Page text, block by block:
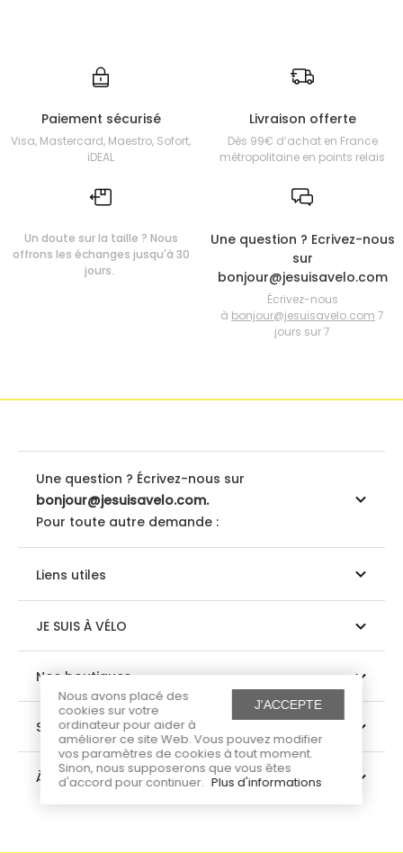
J'ACCEPTE
Nous avons placé des
cookies sur votre
ordinateur pour aider à
améliorer ce site Web. Vous pouvez modifier
vos paramètres de cookies à tout moment.
Sinon, nous supposerons que vous êtes
d'accord pour continuer. Plus d'informations
Paiement sécurisé
Visa, Mastercard, Maestro, Sofort,
iDEAL
Livraison offerte
Dès 99€ d’achat en France
métropolitaine en points relais
Un doute sur la taille ? Nous
offrons les échanges jusqu'à 30
jours.
Une question ? Ecrivez-nous
sur
bonjour@jesuisavelo.com
Écrivez-nous
à bonjour@jesuisavelo.com 7
jours sur 7
Une question ? Écrivez-nous sur
bonjour@jesuisavelo.com.
Pour toute autre demande :
Liens utiles
JE SUIS À VÉLO
Nos boutiques
Suivez-nous
À propos